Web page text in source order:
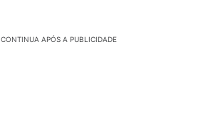
CONTINUA APÓS A PUBLICIDADE